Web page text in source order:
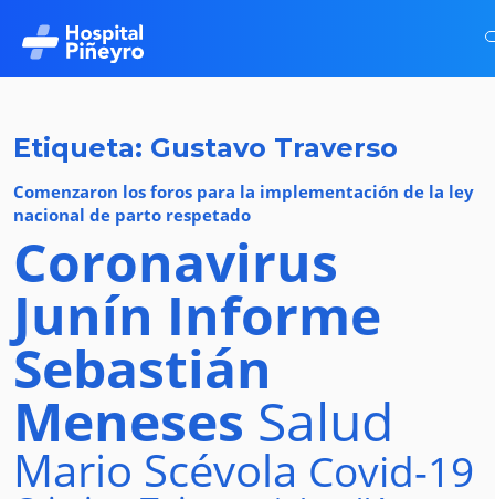
Etiqueta: Gustavo Traverso
Comenzaron los foros para la implementación de la ley
nacional de parto respetado
Coronavirus
Junín Informe
Sebastián
Meneses Salud
Mario Scévola Covid-19